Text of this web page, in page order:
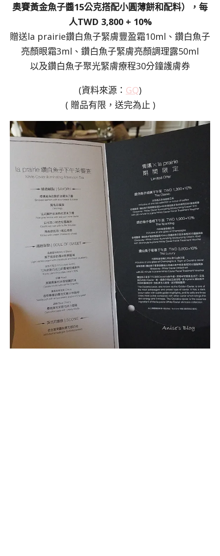
奧賽黃金魚子醬15公克搭配小圓薄餅和配料），每
人TWD 3,800 + 10%
贈送la prairie鑽白魚子緊膚豐盈霜10ml、鑽白魚子
亮顏眼霜3ml、鑽白魚子緊膚亮顏調理露50ml
以及鑽白魚子聚光緊膚療程30分鐘護膚券
(資料來源： GQ)
( 贈品有限，送完為止 )